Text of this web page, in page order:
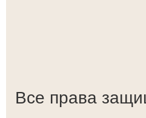
Все права